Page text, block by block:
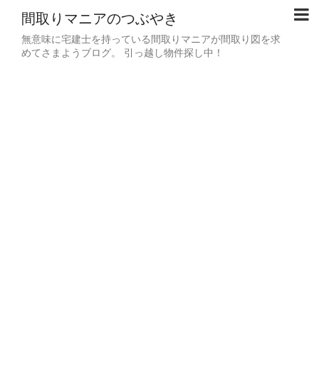
間取りマニアのつぶやき
無意味に宅建士を持っている間取りマニアが間取り図を求
めてさまようブログ。 引っ越し物件探し中！